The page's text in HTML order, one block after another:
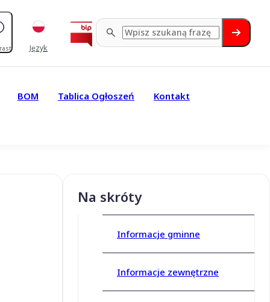
Język
BOM Tablica Ogłoszeń Kontakt
Na skróty
Informacje gminne
Informacje zewnętrzne